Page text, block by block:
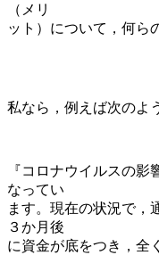
（メリ
ット）について，何ら
私なら，例えば次のよ
『コロナウイルスの
なってい
ます。現在の状況で，
３か月後
に資金が底をつき，全